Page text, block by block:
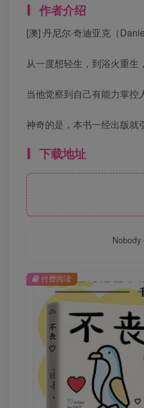
作者介绍
[澳] 丹尼尔·奇迪亚克（
从一度想轻生，到浴火重生
当他觉察到自己有能力掌控
神奇的是，本书一经出版就
下载地址
付费阅读